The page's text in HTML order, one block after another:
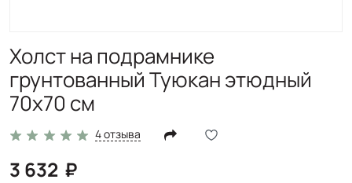
Холст на подрамнике
грунтованный Туюкан этюдный
70x70 см
4 отзыва
3 632